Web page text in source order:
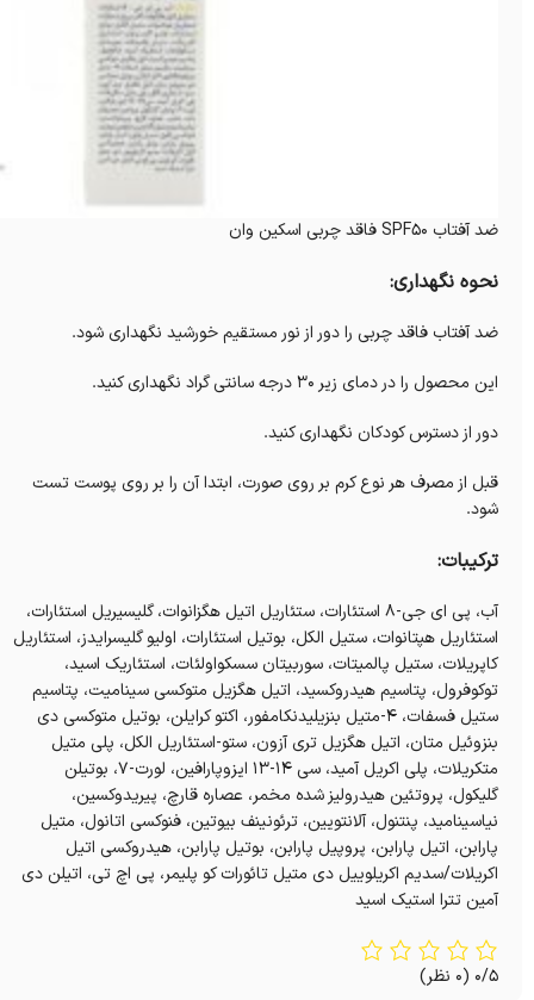
ضد آفتاب SPF50 فاقد چربی اسکین وان
نحوه نگهداری:
ضد آفتاب فاقد چربی را دور از نور مستقیم خورشید نگهداری شود.
این محصول را در دمای زیر ۳۰ درجه سانتی گراد نگهداری کنید.
دور از دسترس کودکان نگهداری کنید.
قبل از مصرف هر نوع کرم بر روی صورت، ابتدا آن را بر روی پوست تست
شود.
ترکیبات:
آب، پی ای جی-۸ استئارات، ستئاریل اتیل هگزانوات، گلیسیریل استئارات،
استئاریل هپتانوات، ستیل الکل، بوتیل استئارات، اولیو گلیسرایدز، استئاریل
کاپریلات، ستیل پالمیتات، سوربیتان سسکواولئات، استئاریک اسید،
توکوفرول، پتاسیم هیدروکسید، اتیل هگزیل متوکسی سینامیت، پتاسیم
ستیل فسفات، ۴-متیل بنزیلیدنکامفور، اکتو کرایلن، بوتیل متوکسی دی
بنزوئیل متان، اتیل هگزیل تری آزون، ستو-استئاریل الکل، پلی متیل
متکریلات، پلی اکریل آمید، سی ۱۴-۱۳ ایزوپارافین، لورت-۷، بوتیلن
گلیکول، پروتئین هیدرولیز شده مخمر، عصاره قارچ، پیریدوکسین،
نیاسینامید، پنتنول، آلانتویین، ترئونینف بیوتین، فنوکسی اتانول، متیل
پارابن، اتیل پارابن، پروپیل پارابن، بوتیل پارابن، هیدروکسی اتیل
اکریلات/سدیم اکریلوییل دی متیل تائورات کو پلیمر، پی اچ تی، اتیلن دی
آمین تترا استیک اسید
0/5 (0 نظر)